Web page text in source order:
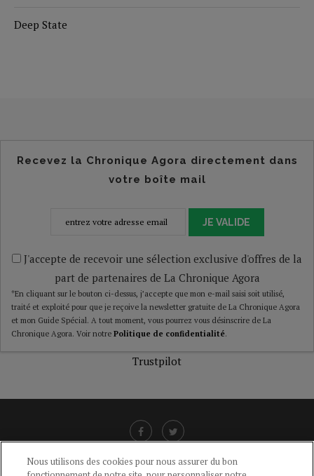
Deep State
Recevez la Chronique Agora directement dans
votre boîte mail
JE VALIDE
J'accepte de recevoir une sélection exclusive d'offres de la
part de partenaires de La Chronique Agora
*En cliquant sur le bouton ci-dessus, j’accepte que mon e-mail saisi soit utilisé,
traité et exploité pour que je reçoive la newsletter gratuite de La Chronique Agora
et mon Guide Spécial. A tout moment, vous pourrez vous désinscrire de La
Chronique Agora. Voir notre Politique de confidentialité.
Trustpilot
Nous utilisons des cookies pour nous assurer du bon